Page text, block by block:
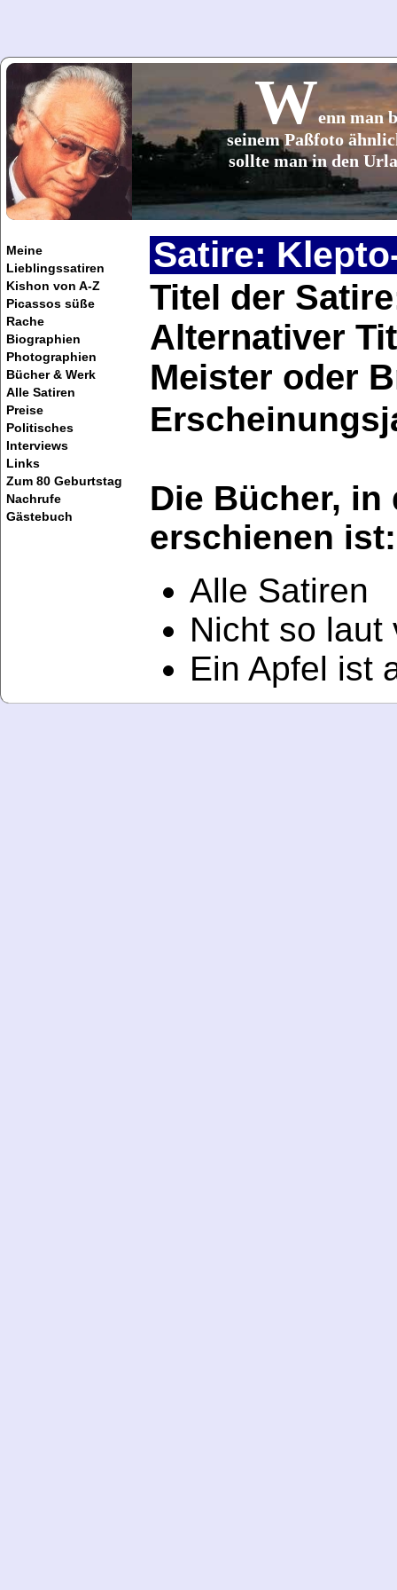
Wenn man
seinem Paßfoto
sollte man in den
Meine
Lieblingssatiren
Kishon von A-Z
Picassos süße
Rache
Biographien
Photographien
Bücher & Werk
Alle Satiren
Preise
Politisches
Interviews
Links
Zum 80 Geburtstag
Nachrufe
Gästebuch
Satire:
Titel der
Alternativer
Meister oder
Die Bücher, in
erschienen ist:
Alle Satiren
Nicht so laut
Ein Apfel ist